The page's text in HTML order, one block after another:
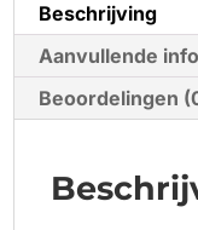
Beschrijving
Aanvullende
Beoordelingen